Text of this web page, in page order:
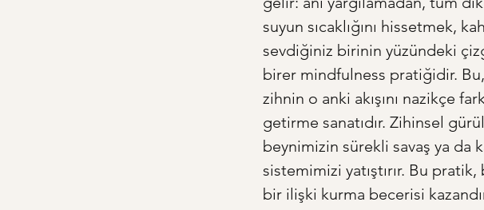
suyun sıcaklığını hissetmek,
sevdiğiniz birinin yüzündeki
birer mindfulness pratiğidir.
zihnin o anki akışını nazikçe
getirme sanatıdır. Zihinsel
beynimizin sürekli savaş ya da
sistemimizi yatıştırır. Bu
bir ilişki kurma becerisi